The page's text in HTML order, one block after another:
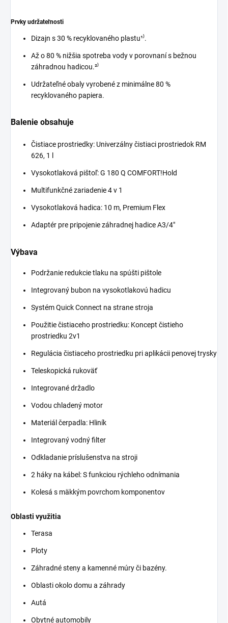
Prvky udržateľnosti
Dizajn s 30 % recyklovaného plastu¹⁾.
Až o 80 % nižšia spotreba vody v porovnaní s bežnou
záhradnou hadicou.²⁾
Udržateľné obaly vyrobené z minimálne 80 %
recyklovaného papiera.
Balenie obsahuje
Čistiace prostriedky: Univerzálny čistiaci prostriedok RM
626, 1 l
Vysokotlaková pištoľ: G 180 Q COMFORT!Hold
Multifunkčné zariadenie 4 v 1
Vysokotlaková hadica: 10 m, Premium Flex
Adaptér pre pripojenie záhradnej hadice A3/4"
Výbava
Podržanie redukcie tlaku na spúšti pištole
Integrovaný bubon na vysokotlakovú hadicu
SystémQuick Connect na strane stroja
Použitie čistiaceho prostriedku: Koncept čistieho
prostriedku 2v1
Regulácia čistiaceho prostriedku pri aplikácii penovej trysky
Teleskopická rukoväť
Integrované držadlo
Vodou chladený motor
Materiál čerpadla: Hliník
Integrovaný vodný filter
Odkladanie príslušenstva na stroji
2 háky na kábel: S funkciou rýchleho odnímania
Kolesá s mäkkým povrchom komponentov
Oblasti využitia
Terasa
Ploty
Záhradné steny a kamenné múry či bazény.
Oblasti okolo domu a záhrady
Autá
Obytné automobily